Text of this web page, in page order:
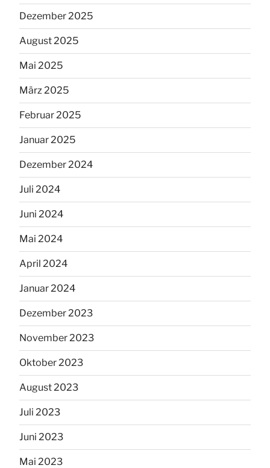
Dezember 2025
August 2025
Mai 2025
März 2025
Februar 2025
Januar 2025
Dezember 2024
Juli 2024
Juni 2024
Mai 2024
April 2024
Januar 2024
Dezember 2023
November 2023
Oktober 2023
August 2023
Juli 2023
Juni 2023
Mai 2023